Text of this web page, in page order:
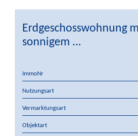
Erdgeschosswohnung
sonnigem ...
ImmoNr
Nutzungsart
Vermarktungsart
Objektart